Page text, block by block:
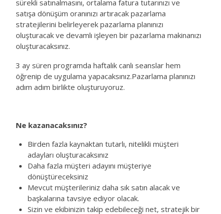
sürekli satınalmasını, ortalama fatura tutarınızı ve
satışa dönüşüm oranınızı artıracak pazarlama
stratejilerini belirleyerek pazarlama planınızı
oluşturacak ve devamlı işleyen bir pazarlama makinanızı
oluşturacaksınız.
3 ay süren programda haftalık canlı seanslar hem
öğrenip de uygulama yapacaksınız.Pazarlama planınızı
adım adım birlikte oluşturuyoruz.
Ne kazanacaksınız?
Birden fazla kaynaktan tutarlı, nitelikli müşteri
adayları oluşturacaksınız
Daha fazla müşteri adayını müşteriye
dönüştüreceksiniz
Mevcut müşterileriniz daha sık satın alacak ve
başkalarına tavsiye ediyor olacak.
Sizin ve ekibinizin takip edebileceği net, stratejik bir